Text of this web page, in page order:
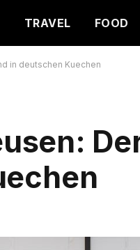
TRAVEL FOOD
in deutschen Kuechen